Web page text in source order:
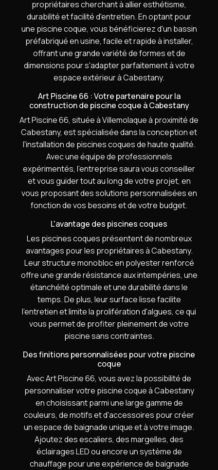
propriétaires cherchant à allier esthétisme,
durabilité et facilité d'entretien. En optant pour
une piscine coque, vous bénéficierez d'un bassin
préfabriqué en usine, facile et rapide à installer,
offrant une grande variété de formes et de
dimensions pour s'adapter parfaitement à votre
espace extérieur à Cabestany.
Art Piscine 66 : Votre partenaire pour la
construction de piscine coque à Cabestany
Art Piscine 66, située à Villemolaque à proximité de
Cabestany, est spécialisée dans la conception et
l'installation de piscines coques de haute qualité.
Avec une équipe de professionnels
expérimentés, l'entreprise saura vous conseiller
et vous guider tout au long de votre projet, en
vous proposant des solutions personnalisées en
fonction de vos besoins et de votre budget.
L'avantage des piscines coques
Les piscines coques présentent de nombreux
avantages pour les propriétaires à Cabestany.
Leur structure monobloc en polyester renforcé
offre une grande résistance aux intempéries, une
étanchéité optimale et une durabilité dans le
temps. De plus, leur surface lisse facilite
l'entretien et limite la prolifération d'algues, ce qui
vous permet de profiter pleinement de votre
piscine sans contraintes.
Des finitions personnalisées pour votre piscine
coque
Avec Art Piscine 66, vous avez la possibilité de
personnaliser votre piscine coque à Cabestany
en choisissant parmi une large gamme de
couleurs, de motifs et d'accessoires pour créer
un espace de baignade unique et à votre image.
Ajoutez des escaliers, des margelles, des
éclairages LED ou encore un système de
chauffage pour une expérience de baignade